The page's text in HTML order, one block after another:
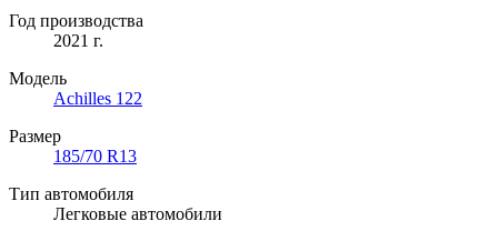
Год производства
2021 г.
Модель
Achilles 122
Размер
185/70 R13
Тип автомобиля
Легковые автомобили